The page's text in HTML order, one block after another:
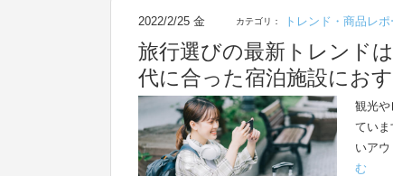
2022/2/25 金 カテゴリ： トレンド・商品レポ
旅行選びの最新トレンド
代に合った宿泊施設にお
観光や
ていま
いア
む